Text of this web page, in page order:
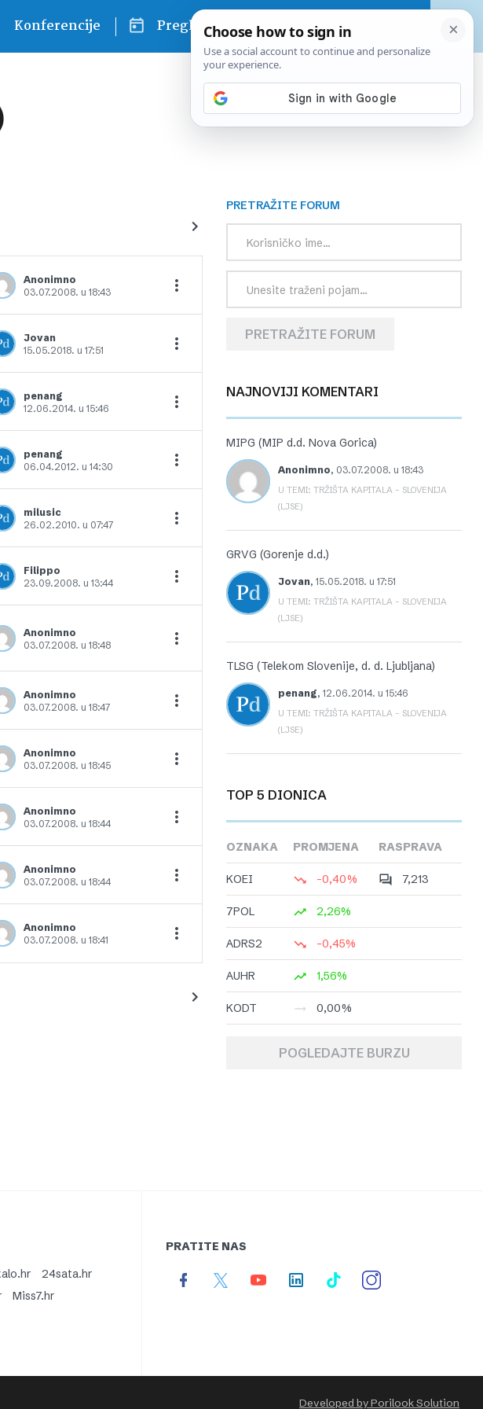
Konferencije Pregled dana
Anonimno
03.07.2008. u 18:43
Jovan
15.05.2018. u 17:51
Dodajte u favorite
penang
12.06.2014. u 15:46
Dodajte u favorite
penang
06.04.2012. u 14:30
Dodajte u favorite
milusic
26.02.2010. u 07:47
Filippo
23.09.2008. u 13:44
Anonimno
03.07.2008. u 18:48
Anonimno
03.07.2008. u 18:47
Dodajte u favorite
Anonimno
03.07.2008. u 18:45
Dodajte u favorite
Anonimno
03.07.2008. u 18:44
Dodajte u favorite
Anonimno
03.07.2008. u 18:44
Dodajte u favorite
Anonimno
03.07.2008. u 18:41
PRETRAŽITE FORUM
PRETRAŽITE FORUM
NAJNOVIJI KOMENTARI
MIPG (MIP d.d. Nova Gorica)
Anonimno, 03.07.2008. u 18:43
U TEMI: TRŽIŠTA KAPITALA – SLOVENIJA
(LJSE)
GRVG (Gorenje d.d.)
Jovan, 15.05.2018. u 17:51
U TEMI: TRŽIŠTA KAPITALA – SLOVENIJA
(LJSE)
TLSG (Telekom Slovenije, d. d. Ljubljana)
penang, 12.06.2014. u 15:46
U TEMI: TRŽIŠTA KAPITALA – SLOVENIJA
(LJSE)
TOP 5 DIONICA
OZNAKA PROMJENA RASPRAVA
KOEI -0,40% 7,213
7POL 2,26%
ADRS2 -0,45%
AUHR 1,56%
KODT 0,00%
POGLEDAJTE BURZU
24sata.hr
Miss7.hr
PRATITE NAS
Developed by Porilook Solution